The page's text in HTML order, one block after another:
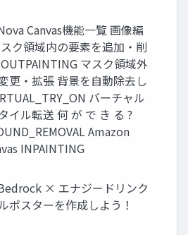
Canvas機能一覧 画像編
ク領域内の要素を追加・削
マスク領域外
更・拡張 背景を自動除去し
バーチャル
イル転送 何 が で き る ?
Amazon
INPAINTING
× エナジードリンク
ポスターを作成しよう！